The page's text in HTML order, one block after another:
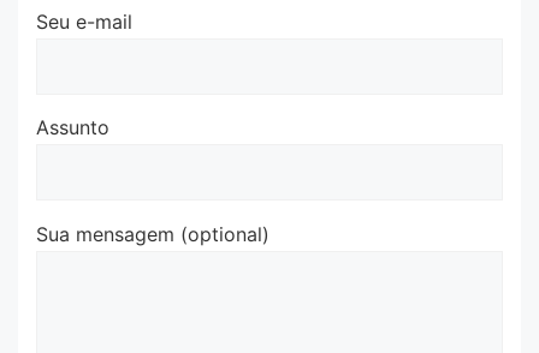
Seu e-mail
Assunto
Sua mensagem (optional)